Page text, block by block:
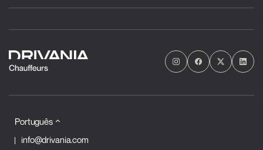
Português
info@drivania.com